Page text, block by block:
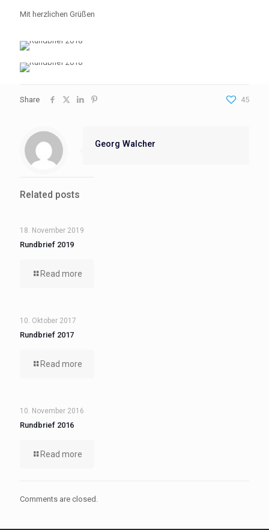
Mit herzlichen Grüßen
Share 45
Georg Walcher
Related posts
18. November 2019
Rundbrief 2019
Read more
10. Oktober 2017
Rundbrief 2017
Read more
10. November 2016
Rundbrief 2016
Read more
Comments are closed.